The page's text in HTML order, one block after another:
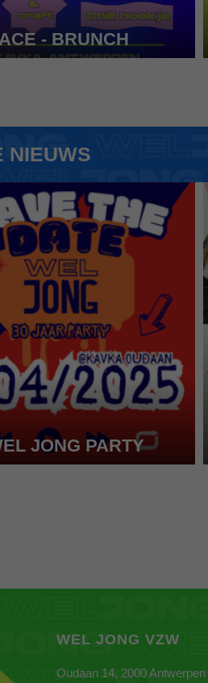
- BRUNCH
NIEUWS
JONG PARTY
WEL JONG VZW
Oudaan 14, 2000 Antwerpen